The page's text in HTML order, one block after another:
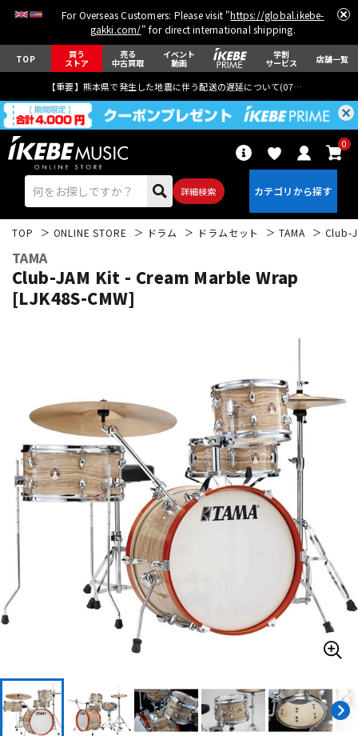
For Overseas Customers: Please visit "https://global.ikebe-
gakki.com/" for direct international shipping.
TOP 買う
ストア
売る
中古買取
イベント
動画
学割
サービス 店舗一覧
【重要】熊本県で発生した地震に伴う配送の遅延について(07月29日
詳細検索
0
ウクレレ
ドラム パーカッション
キーボード 電子ピアノ
アンプ エフェクター
DTM オンライン納品 レコーディング機器
TOP ONLINE STORE ドラム ドラムセット TAMA Club-
TAMA
Club-JAM Kit - Cream Marble Wrap
[LJK48S-CMW]